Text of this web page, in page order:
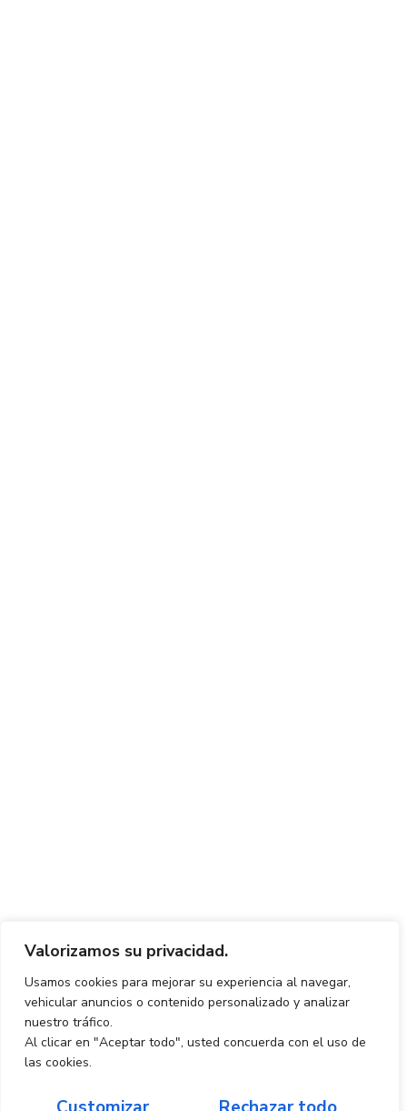
Valorizamos su privacidad.
Usamos cookies para mejorar su experiencia al navegar,
vehicular anuncios o contenido personalizado y analizar
nuestro tráfico.
Al clicar en "Aceptar todo", usted concuerda con el uso de
las cookies.